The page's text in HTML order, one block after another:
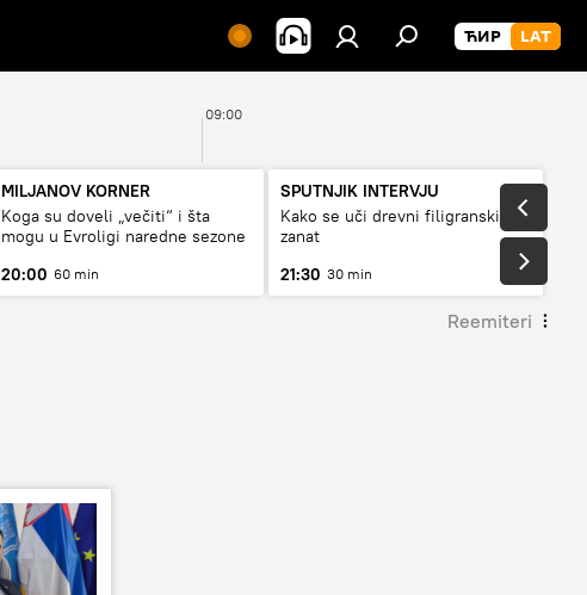
09:00
MILJANOV KORNER
Koga su doveli „večiti“ i šta
mogu u Evroligi naredne sezone
20:00 60 min
SPUTNJIK INTERVJU
Kako se uči drevni filigranski
zanat
21:30 30 min
Reemiteri